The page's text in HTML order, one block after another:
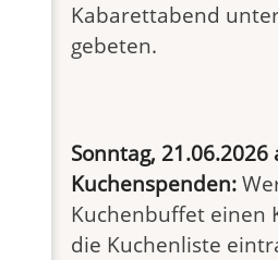
Kabarettabend
gebeten.
Sonntag,
Kuchenspenden:
Kuchenbuffet einen
die Kuchenliste